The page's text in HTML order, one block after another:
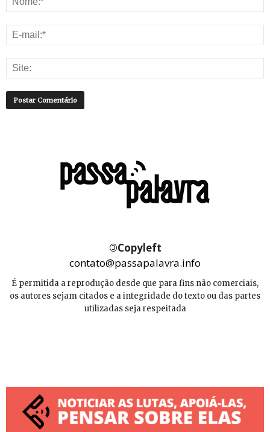
©Copyleft
contato@passapalavra.info
É permitida a reprodução desde que para fins não comerciais,
os autores sejam citados e a integridade do texto ou das partes
utilizadas seja respeitada